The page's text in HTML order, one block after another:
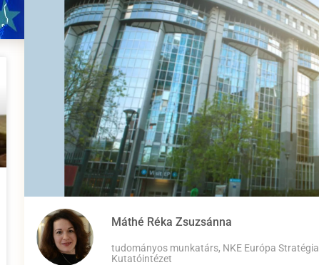
Máthé Réka Zsuzsánna
tudományos munkatárs, NKE Európa Stratégia
Kutatóintézet